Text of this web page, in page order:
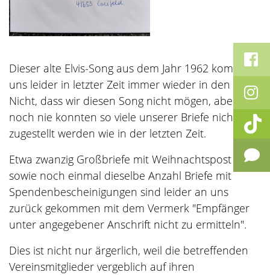
Dieser alte Elvis-Song aus dem Jahr 1962 kommt
uns leider in letzter Zeit immer wieder in den Sinn.
Nicht, dass wir diesen Song nicht mögen, aber
noch nie konnten so viele unserer Briefe nicht
zugestellt werden wie in der letzten Zeit.
Etwa zwanzig Großbriefe mit Weihnachtspost
sowie noch einmal dieselbe Anzahl Briefe mit
Spendenbescheinigungen sind leider an uns
zurück gekommen mit dem Vermerk "Empfänger
unter angegebener Anschrift nicht zu ermitteln".
Dies ist nicht nur ärgerlich, weil die betreffenden
Vereinsmitglieder vergeblich auf ihren